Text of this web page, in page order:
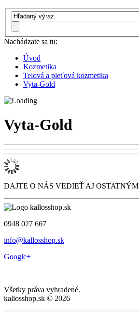
Nachádzate sa tu:
Úvod
Kozmetika
Telová a pleťová kozmetika
Vyta-Gold
Vyta-Gold
DAJTE O NÁS VEDIEŤ AJ OSTATNÝM
0948 027 667
info@kallosshop.sk
Google+
Všetky práva vyhradené.
kallosshop.sk © 2026